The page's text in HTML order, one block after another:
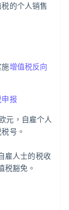
的个人销售
增值税反向
报
元，自雇个人
号。
雇人士的税收
税豁免。